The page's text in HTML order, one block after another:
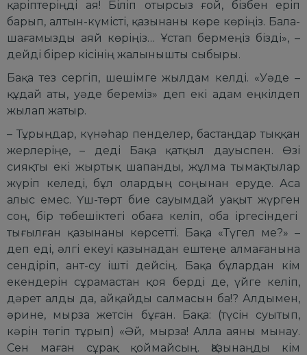
қаріптеріңді ая! Біліп отырсыз ғой, бізбен еріп
барып, алтын-күмісті, қазынаны көре көріңіз. Бала-
шағамызды аяй көріңіз… Ұстап бермеңіз бізді», –
дейді бірер кісінің жалынышты сыбыры.
Бақа тез сергіп, шешімге жылдам келді. «Уәде –
құдай аты, уәде береміз» деп екі адам еңкілдеп
жылап жатыр.
– Тұрыңдар, күнәһар пенделер, бастаңдар тыққан
жерлеріңе, – деді Бақа қатқыл дауыспен. Өзі
сияқты екі жыртық шапанды, жұлма тымақтылар
жүріп келеді, бұл олардың соңынан еруде. Аса
алыс емес. Үш-төрт бие сауымдай уақыт жүрген
соң, бір төбешіктегі обаға келіп, оба іргесіндегі
тығылған қазынаны көрсетті. Бақа «Түгел ме?» –
деп еді, әлгі екеуі қазынадан ештеңе алмағанына
сендіріп, ант-су ішті дейсің. Бақа бұлардан кім
екендерін сұрамастан қоя берді де, үйге келіп,
дәрет алды да, айқайды салмасын ба!? Алдымен,
әрине, мырза жетсін бұған. Бақа: (түсін суытып,
кәрін төгіп тұрып) «Әй, мырза! Алла аяны мынау.
Сен маған сұрақ қоймайсың. Қазынаңды кім